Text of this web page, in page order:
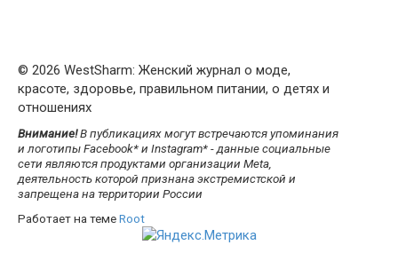
© 2026 WestSharm: Женский журнал о моде,
красоте, здоровье, правильном питании, о детях и
отношениях
Внимание!В публикациях могут встречаются упоминания
и логотипы Facebook* и Instagram* - данные социальные
сети являются продуктами организации Meta,
деятельность которой признана экстремистской и
запрещена на территории России
Работает на темеRoot